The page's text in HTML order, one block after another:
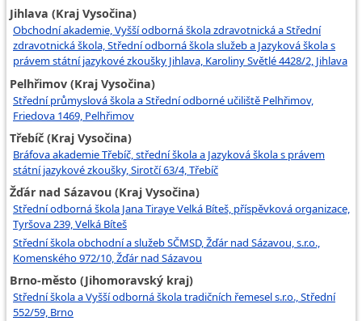
Jihlava (Kraj Vysočina)
Obchodní akademie, Vyšší odborná škola zdravotnická a Střední
zdravotnická škola, Střední odborná škola služeb a Jazyková škola s
právem státní jazykové zkoušky Jihlava, Karoliny Světlé 4428/2, Jihlava
Pelhřimov (Kraj Vysočina)
Střední průmyslová škola a Střední odborné učiliště Pelhřimov,
Friedova 1469, Pelhřimov
Třebíč (Kraj Vysočina)
Bráfova akademie Třebíč, střední škola a Jazyková škola s právem
státní jazykové zkoušky, Sirotčí 63/4, Třebíč
Žďár nad Sázavou (Kraj Vysočina)
Střední odborná škola Jana Tiraye Velká Bíteš, příspěvková organizace,
Tyršova 239, Velká Bíteš
Střední škola obchodní a služeb SČMSD, Žďár nad Sázavou, s.r.o.,
Komenského 972/10, Žďár nad Sázavou
Brno-město (Jihomoravský kraj)
Střední škola a Vyšší odborná škola tradičních řemesel s.r.o., Střední
552/59, Brno